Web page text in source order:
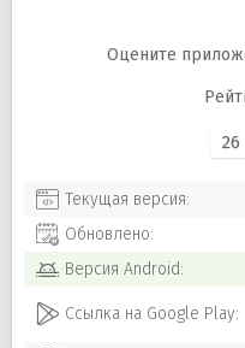
26
Текущая версия:
Обновлено:
Версия Android:
Ссылка на Google Play: